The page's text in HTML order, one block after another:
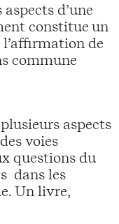
d’une
constitue un
de
commune
aspects
voies
questions du
dans les
Un livre,